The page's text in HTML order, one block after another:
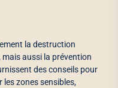
la destruction
aussi la prévention
des conseils pour
zones sensibles,